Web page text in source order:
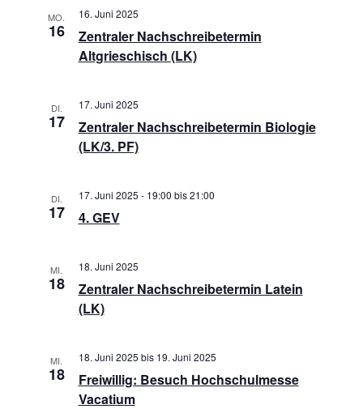
MO.
16
Zentraler Nachschreibetermin
Altgrieschisch (LK)
16. Juni 2025
DI.
17
Zentraler Nachschreibetermin Biologie
(LK/3. PF)
17. Juni 2025
DI.
17 4. GEV
17. Juni 2025 - 19:00 bis21:00
MI.
18
Zentraler Nachschreibetermin Latein
(LK)
18. Juni 2025
MI.
18
Freiwillig: Besuch Hochschulmesse
Vacatium
18. Juni 2025 bis 19. Juni 2025